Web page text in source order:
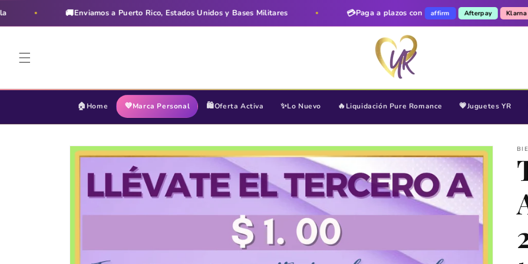
directamente
al contenido
🚚 Enviamos a Puerto Rico, Estados Unidos y Bases Militares 💳 Paga a plazos con affirm Afterpay Klarna
🏠 Home 💜Marca Personal 🛍️Oferta Activa ✨Lo Nuevo 🔥 Liquidación Pure Romance 💗Juguetes YR
directamente
a la
información
del producto